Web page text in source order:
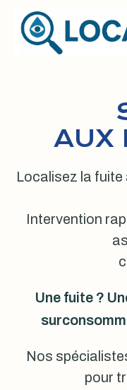
AUX
Localisez la fuite
Intervention
Une fuite ?
Nos
pour